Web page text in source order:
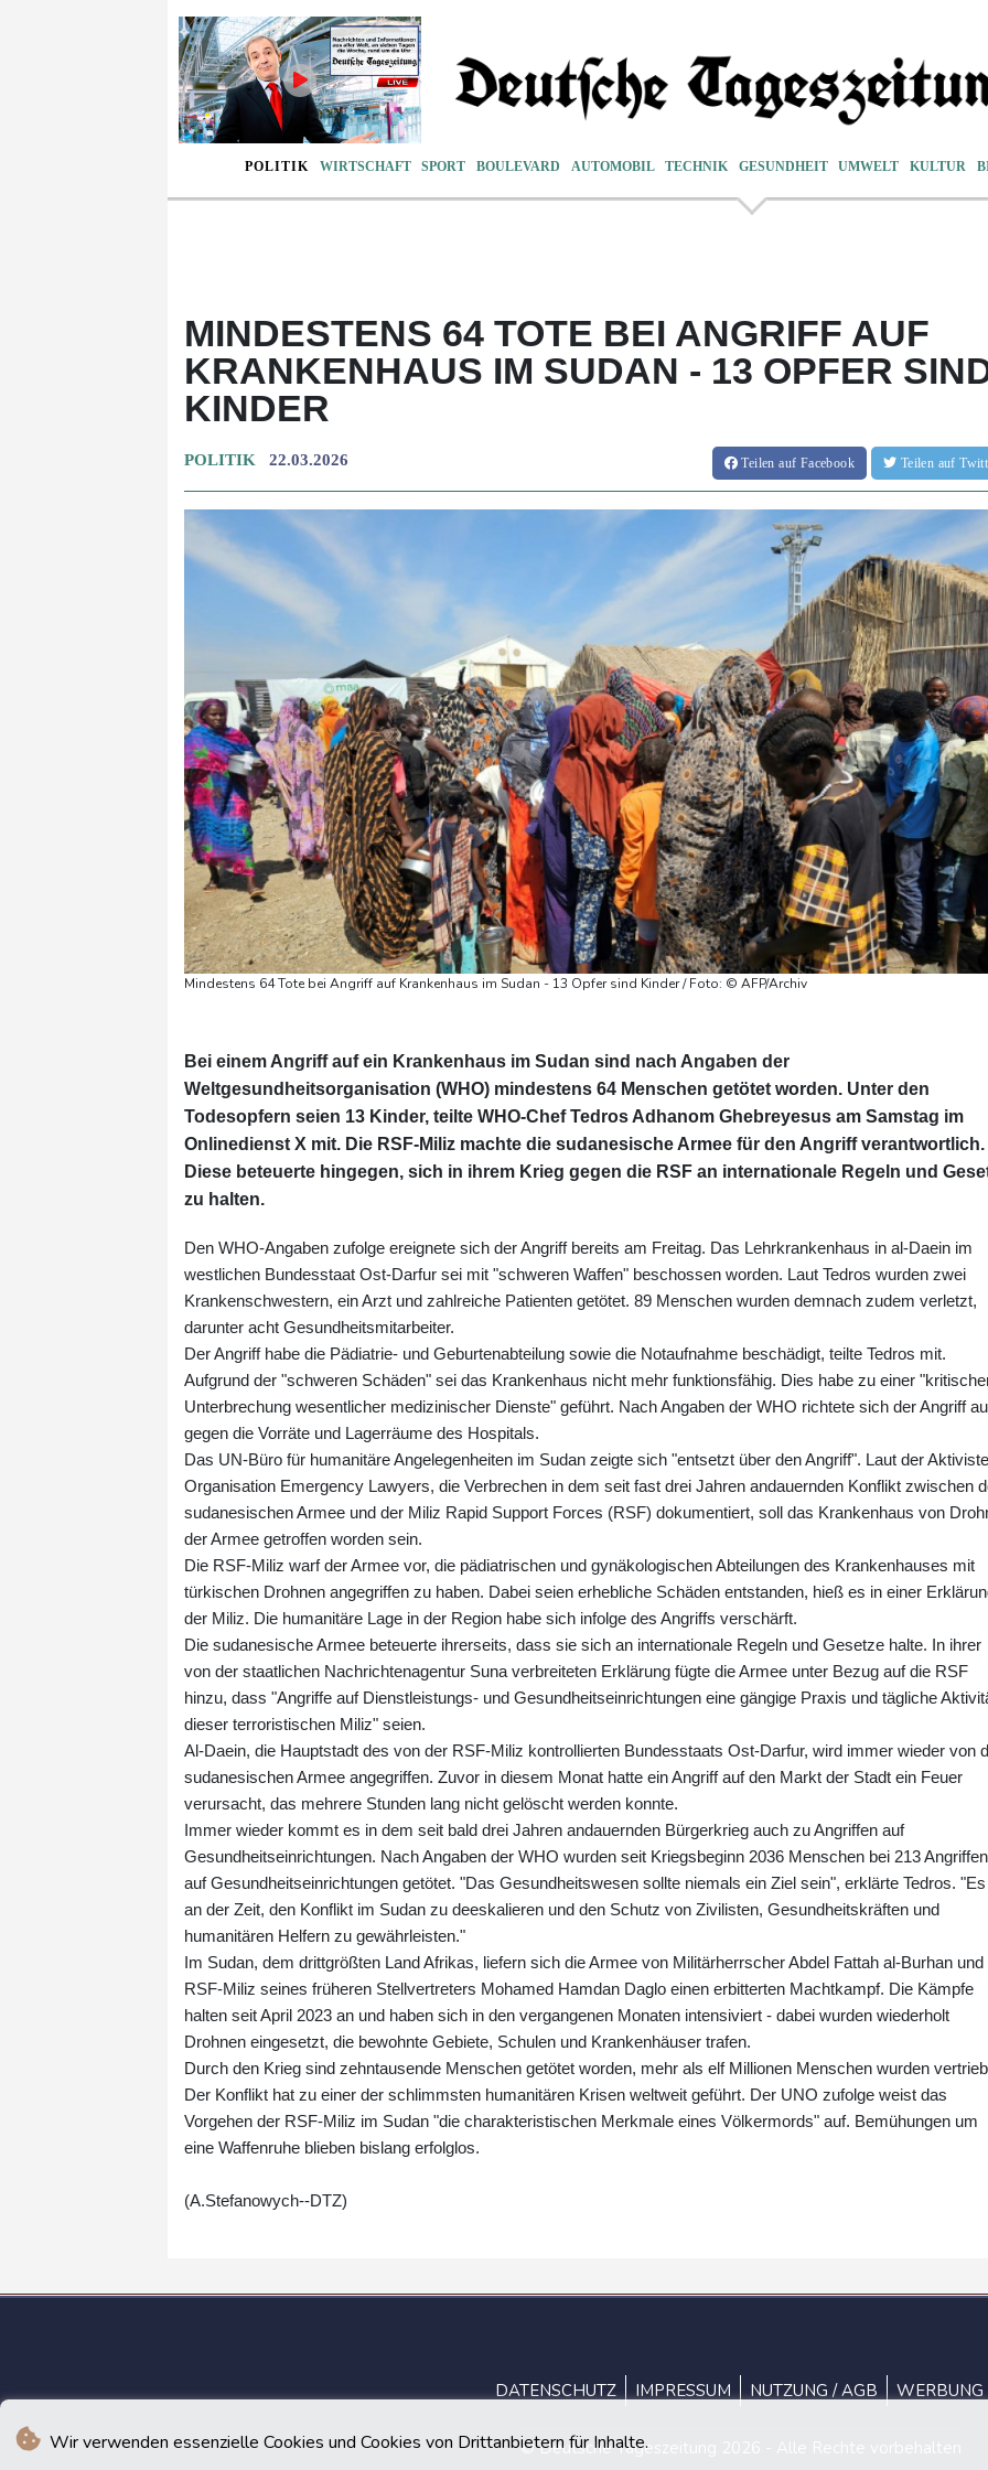
Wir verwenden essenzielle Cookies und Cookies von Drittanbietern für Inhalte.
POLITIK WIRTSCHAFT SPORT BOULEVARD AUTOMOBIL TECHNIK GESUNDHEIT UMWELT KULTUR
MINDESTENS 64 TOTE BEI ANGRIFF AUF
KRANKENHAUS IM SUDAN - 13 OPFER
KINDER
POLITIK 22.03.2026 Teilenauf Facebook Teilen auf
Mindestens 64 Tote bei Angriff auf Krankenhaus im Sudan - 13 Opfer sind Kinder / Foto: © AFP/Archiv
Bei einem Angriff auf ein Krankenhaus im Sudan sind nach Angaben der
Weltgesundheitsorganisation (WHO) mindestens 64 Menschen getötet worden. Unter den
Todesopfern seien 13 Kinder, teilte WHO-Chef Tedros Adhanom Ghebreyesus am Samstag im
Onlinedienst X mit. Die RSF-Miliz machte die sudanesische Armee für den Angriff verantwortlich.
Diese beteuerte hingegen, sich in ihrem Krieg gegen die RSF an internationale Regeln und
zu halten.
Den WHO-Angaben zufolge ereignete sich der Angriff bereits am Freitag. Das Lehrkrankenhaus in al-Daein im
westlichen Bundesstaat Ost-Darfur sei mit "schweren Waffen" beschossen worden. Laut Tedros wurden zwei
Krankenschwestern, ein Arzt und zahlreiche Patienten getötet. 89 Menschen wurden demnach zudem verletzt,
darunter acht Gesundheitsmitarbeiter.
Der Angriff habe die Pädiatrie- und Geburtenabteilung sowie die Notaufnahme beschädigt, teilte Tedros mit.
Aufgrund der "schweren Schäden" sei das Krankenhaus nicht mehr funktionsfähig. Dies habe zu einer
Unterbrechung wesentlicher medizinischer Dienste" geführt. Nach Angaben der WHO richtete sich der Angriff
gegen die Vorräte und Lagerräume des Hospitals.
Das UN-Büro für humanitäre Angelegenheiten im Sudan zeigte sich "entsetzt über den Angriff". Laut der
Organisation Emergency Lawyers, die Verbrechen in dem seit fast drei Jahren andauernden Konflikt zwischen
sudanesischen Armee und der Miliz Rapid Support Forces (RSF) dokumentiert, soll das Krankenhaus von
der Armee getroffen worden sein.
Die RSF-Miliz warf der Armee vor, die pädiatrischen und gynäkologischen Abteilungen des Krankenhauses mit
türkischen Drohnen angegriffen zu haben. Dabei seien erhebliche Schäden entstanden, hieß es in einer
der Miliz. Die humanitäre Lage in der Region habe sich infolge des Angriffs verschärft.
Die sudanesische Armee beteuerte ihrerseits, dass sie sich an internationale Regeln und Gesetze halte. In ihrer
von der staatlichen Nachrichtenagentur Suna verbreiteten Erklärung fügte die Armee unter Bezug auf die RSF
hinzu, dass "Angriffe auf Dienstleistungs- und Gesundheitseinrichtungen eine gängige Praxis und tägliche
dieser terroristischen Miliz" seien.
Al-Daein, die Hauptstadt des von der RSF-Miliz kontrollierten Bundesstaats Ost-Darfur, wird immer wieder von
sudanesischen Armee angegriffen. Zuvor in diesem Monat hatte ein Angriff auf den Markt der Stadt ein Feuer
verursacht, das mehrere Stunden lang nicht gelöscht werden konnte.
Immer wieder kommt es in dem seit bald drei Jahren andauernden Bürgerkrieg auch zu Angriffen auf
Gesundheitseinrichtungen. Nach Angaben der WHO wurden seit Kriegsbeginn 2036 Menschen bei 213 Angriffen
auf Gesundheitseinrichtungen getötet. "Das Gesundheitswesen sollte niemals ein Ziel sein", erklärte Tedros.
an der Zeit, den Konflikt im Sudan zu deeskalieren und den Schutz von Zivilisten, Gesundheitskräften und
humanitären Helfern zu gewährleisten."
Im Sudan, dem drittgrößten Land Afrikas, liefern sich die Armee von Militärherrscher Abdel Fattah al-Burhan und
RSF-Miliz seines früheren Stellvertreters Mohamed Hamdan Daglo einen erbitterten Machtkampf. Die Kämpfe
halten seit April 2023 an und haben sich in den vergangenen Monaten intensiviert - dabei wurden wiederholt
Drohnen eingesetzt, die bewohnte Gebiete, Schulen und Krankenhäuser trafen.
Durch den Krieg sind zehntausende Menschen getötet worden, mehr als elf Millionen Menschen wurden
Der Konflikt hat zu einer der schlimmsten humanitären Krisen weltweit geführt. Der UNO zufolge weist das
Vorgehen der RSF-Miliz im Sudan "die charakteristischen Merkmale eines Völkermords" auf. Bemühungen um
eine Waffenruhe blieben bislang erfolglos.
(A.Stefanowych--DTZ)
DATENSCHUTZ IMPRESSUM NUTZUNG / AGB WERBUNG
© Deutsche Tageszeitung 2026 - Alle Rechte vorbehalten